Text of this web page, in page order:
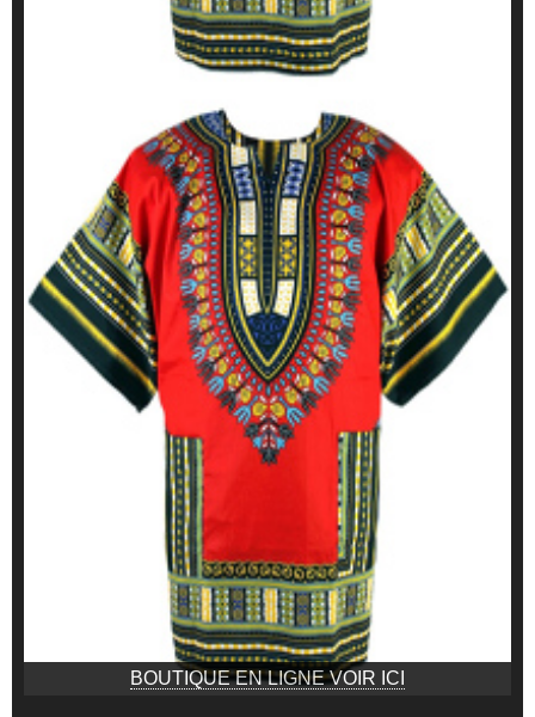
BOUTIQUE EN LIGNE VOIR ICI